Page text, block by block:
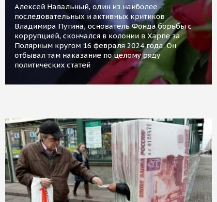
Алексей Навальный, один из наиболее
последовательных и активных критиков
Владимира Путина, основатель Фонда борьбы с
коррупцией, скончался в колонии в Харпе за
Полярным кругом 16 февраля 2024 года. Он
отбывал там наказание по целому ряду
политических статей